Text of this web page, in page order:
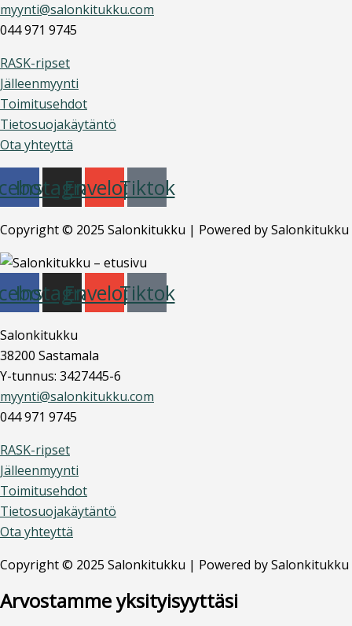
myynti@salonkitukku.com
044 971 9745
RASK-ripset
Jälleenmyynti
Toimitusehdot
Tietosuojakäytäntö
Ota yhteyttä
Instagram
EnvelopeTiktok
Copyright © 2025 Salonkitukku | Powered by Salonkitukku
Instagram
EnvelopeTiktok
Salonkitukku
38200 Sastamala
Y-tunnus: 3427445-6
myynti@salonkitukku.com
044 971 9745
RASK-ripset
Jälleenmyynti
Toimitusehdot
Tietosuojakäytäntö
Ota yhteyttä
Copyright © 2025 Salonkitukku | Powered by Salonkitukku
Arvostamme yksityisyyttäsi